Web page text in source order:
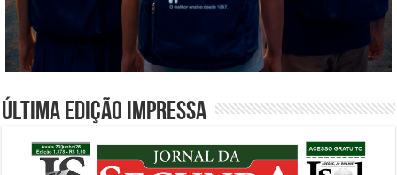
Última edição impressa